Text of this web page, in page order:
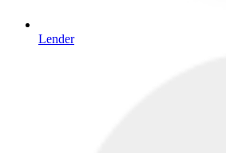
Lender